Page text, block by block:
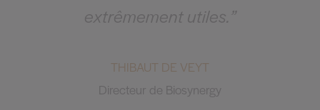
extrêmement utiles.”
THIBAUT DE VEYT
Directeur de Biosynergy